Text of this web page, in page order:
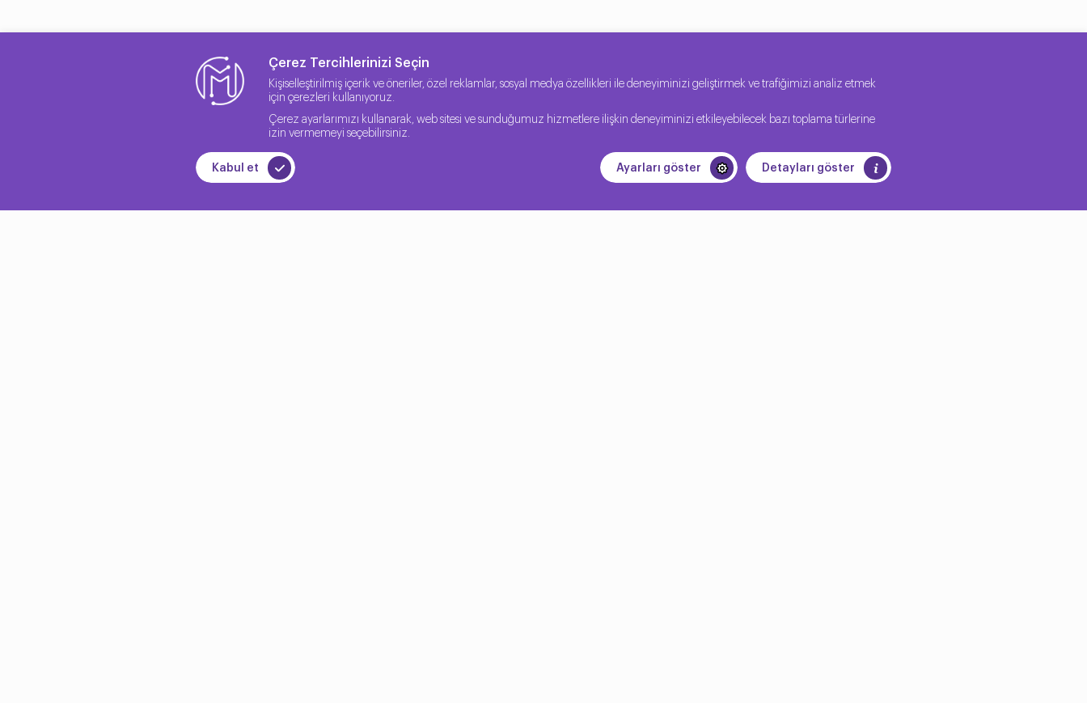
Çerez Tercihlerinizi Seçin
Kişiselleştirilmiş içerik ve öneriler, özel reklamlar, sosyal medya özellikleri ile deneyiminizi geliştirmek ve trafiğimizi analiz etmek
için çerezleri kullanıyoruz.
Çerez ayarlarımızı kullanarak, web sitesi ve sunduğumuz hizmetlere ilişkin deneyiminizi etkileyebilecek bazı toplama türlerine
izin vermemeyi seçebilirsiniz.
Kabul et Ayarları göster Detayları göster